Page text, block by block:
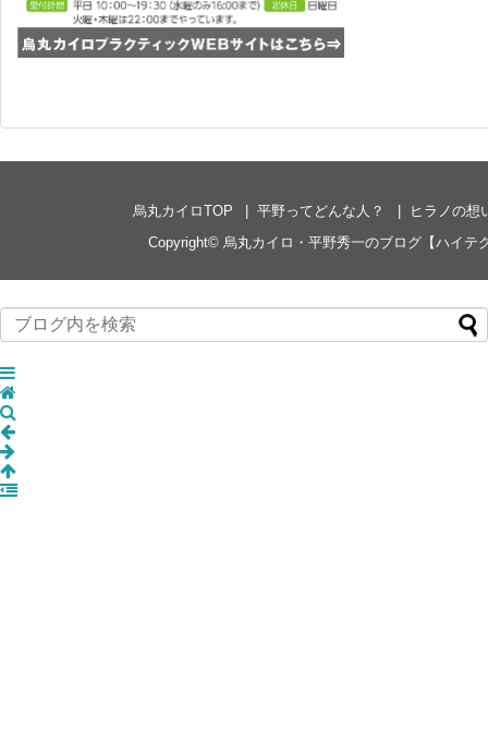
烏丸カイロTOP 平野ってどんな人？
ヒラノの想
Copyright© 烏丸カイロ・平野秀一のブログ【ハイテ